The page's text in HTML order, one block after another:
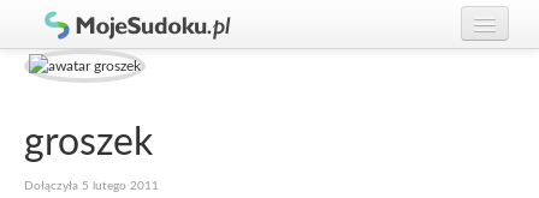
Graj w Sudoku!
Zasady Sudoku
groszek
Dołączyła 5 lutego 2011